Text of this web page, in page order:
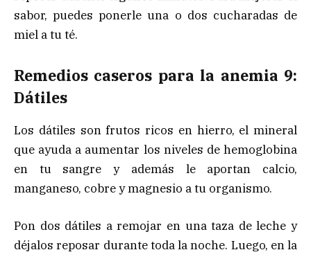
sabor, puedes ponerle una o dos cucharadas de
miel a tu té.
Remedios caseros para la anemia 9:
Dátiles
Los dátiles son frutos ricos en hierro, el mineral
que ayuda a aumentar los niveles de hemoglobina
en tu sangre y además le aportan calcio,
manganeso, cobre y magnesio a tu organismo.
Pon dos dátiles a remojar en una taza de leche y
déjalos reposar durante toda la noche. Luego, en la